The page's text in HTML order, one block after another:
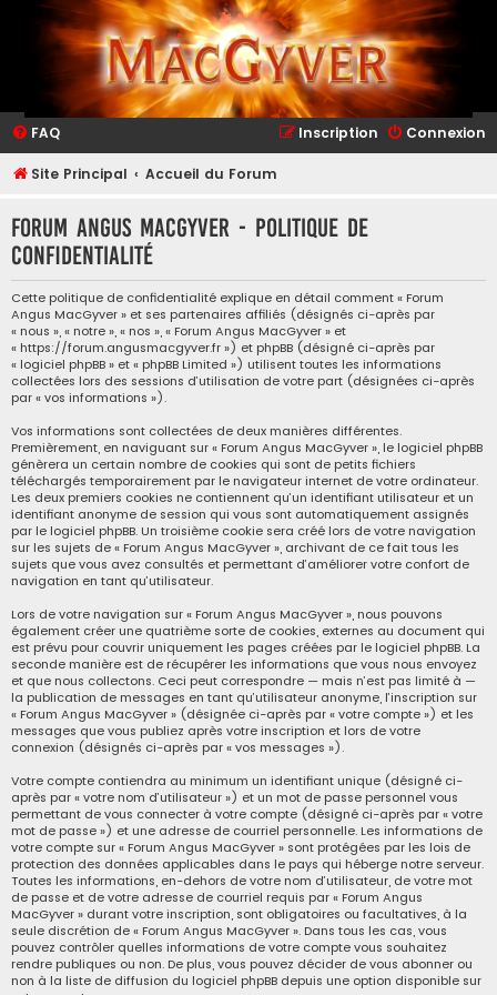
FAQ Connexion
Inscription
Site Principal Accueil du Forum
Forum Angus MacGyver - Politique de
confidentialité
Cette politique de confidentialité explique en détail comment « Forum
Angus MacGyver » et ses partenaires affiliés (désignés ci-après par
« nous », « notre », « nos », « Forum Angus MacGyver » et
« https://forum.angusmacgyver.fr ») et phpBB (désigné ci-après par
« logiciel phpBB » et « phpBB Limited ») utilisent toutes les informations
collectées lors des sessions d’utilisation de votre part (désignées ci-après
par « vos informations »).
Vos informations sont collectées de deux manières différentes.
Premièrement, en naviguant sur « Forum Angus MacGyver », le logiciel phpBB
génèrera un certain nombre de cookies qui sont de petits fichiers
téléchargés temporairement par le navigateur internet de votre ordinateur.
Les deux premiers cookies ne contiennent qu’un identifiant utilisateur et un
identifiant anonyme de session qui vous sont automatiquement assignés
par le logiciel phpBB. Un troisième cookie sera créé lors de votre navigation
sur les sujets de « Forum Angus MacGyver », archivant de ce fait tous les
sujets que vous avez consultés et permettant d’améliorer votre confort de
navigation en tant qu’utilisateur.
Lors de votre navigation sur « Forum Angus MacGyver », nous pouvons
également créer une quatrième sorte de cookies, externes au document qui
est prévu pour couvrir uniquement les pages créées par le logiciel phpBB. La
seconde manière est de récupérer les informations que vous nous envoyez
et que nous collectons. Ceci peut correspondre — mais n’est pas limité à —
la publication de messages en tant qu’utilisateur anonyme, l’inscription sur
« Forum Angus MacGyver » (désignée ci-après par « votre compte ») et les
messages que vous publiez après votre inscription et lors de votre
connexion (désignés ci-après par « vos messages »).
Votre compte contiendra au minimum un identifiant unique (désigné ci-
après par « votre nom d’utilisateur ») et un mot de passe personnel vous
permettant de vous connecter à votre compte (désigné ci-après par « votre
mot de passe ») et une adresse de courriel personnelle. Les informations de
votre compte sur « Forum Angus MacGyver » sont protégées par les lois de
protection des données applicables dans le pays qui héberge notre serveur.
Toutes les informations, en-dehors de votre nom d’utilisateur, de votre mot
de passe et de votre adresse de courriel requis par « Forum Angus
MacGyver » durant votre inscription, sont obligatoires ou facultatives, à la
seule discrétion de « Forum Angus MacGyver ». Dans tous les cas, vous
pouvez contrôler quelles informations de votre compte vous souhaitez
rendre publiques ou non. De plus, vous pouvez décider de vous abonner ou
non à la liste de diffusion du logiciel phpBB depuis une option disponible sur